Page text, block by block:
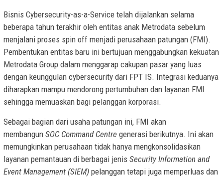
Bisnis Cybersecurity-as-a-Service telah dijalankan selama
beberapa tahun terakhir oleh entitas anak Metrodata sebelum
menjalani proses spin off menjadi perusahaan patungan (FMI).
Pembentukan entitas baru ini bertujuan menggabungkan kekuatan
Metrodata Group dalam menggarap cakupan pasar yang luas
dengan keunggulan cybersecurity dari FPT IS. Integrasi keduanya
diharapkan mampu mendorong pertumbuhan dan layanan FMI
sehingga memuaskan bagi pelanggan korporasi.
Sebagai bagian dari usaha patungan ini, FMI akan
membangun SOC Command Centre generasi berikutnya. Ini akan
memungkinkan perusahaan tidak hanya mengkonsolidasikan
layanan pemantauan di berbagai jenis Security Information and
Event Management (SIEM) pelanggan tetapi juga memperluas dan